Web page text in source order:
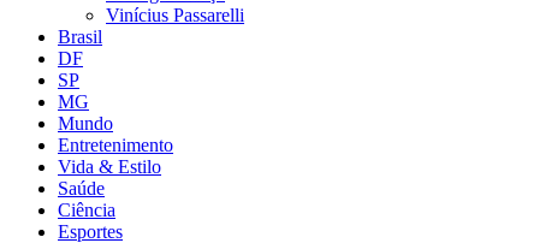
Vinícius Passarelli
Brasil
DF
SP
MG
Mundo
Entretenimento
Vida & Estilo
Saúde
Ciência
Esportes